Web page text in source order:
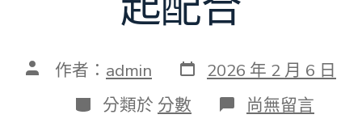
文 作者： admin 發
表
日
期
2026 年 2 月 6 日
分
類
分類於 分數 在
〈12306
尚無留言